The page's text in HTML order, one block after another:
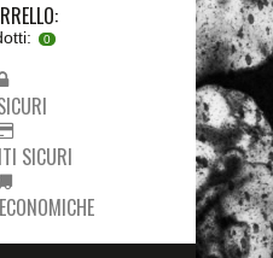
0
SICURI